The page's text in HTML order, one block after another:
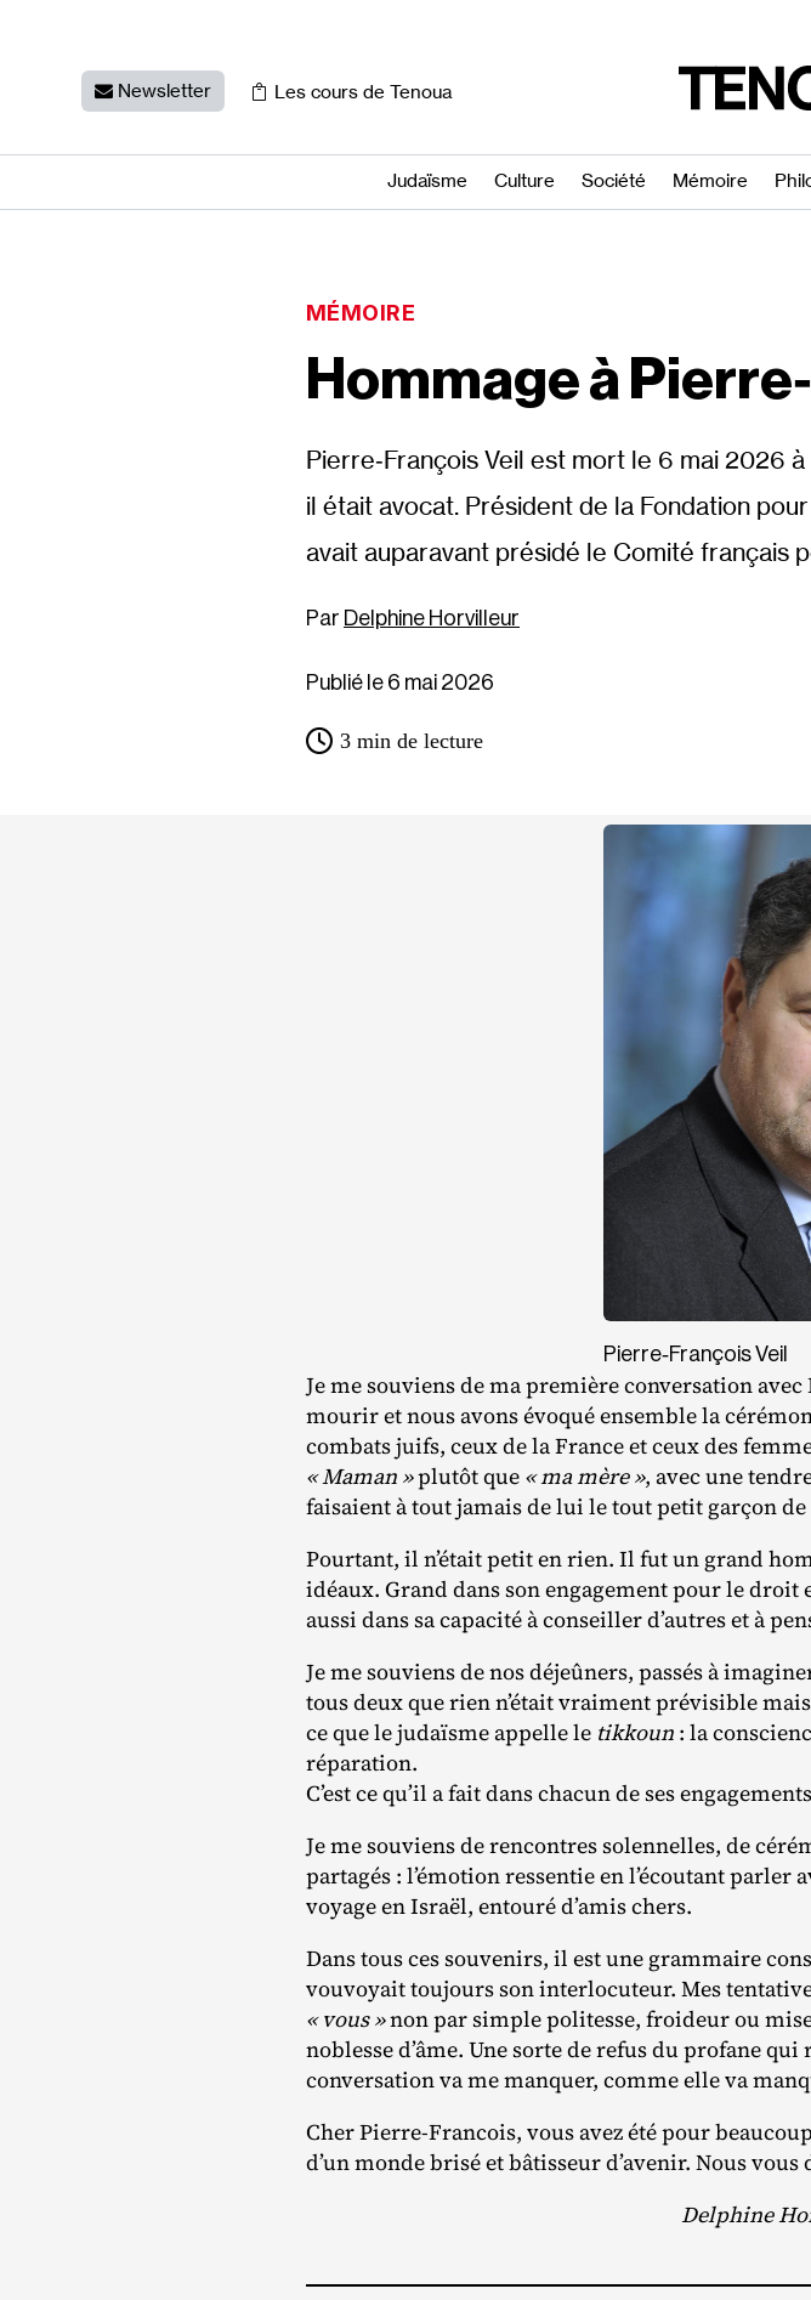
Newsletter Les cours de Tenoua
Judaïsme Culture Société Mémoire
MÉMOIRE
Hommage à
Pierre‐​François Veil est mort le 6 mai 2026
il était avocat. Président de la Fondation
avait auparavant présidé le Comité français
Delphine Horvilleur
Publié le 6 mai 2026
3 min de lecture
Pierre‐​François Veil
Je me souviens de ma première conversation
mourir et nous avons évoqué ensemble la
combats juifs, ceux de la France et ceux des
« Maman »plutôt que « ma mère », avec une
faisaient à tout jamais de lui le tout petit garçon de
Pourtant, il n’était petit en rien. Il fut un grand
idéaux. Grand dans son engagement pour le
aussi dans sa capacité à conseiller d’autres et à
Je me souviens de nos déjeûners, passés à
tous deux que rien n’était vraiment prévisible
ce que le judaïsme appelle le tikkoun : la
réparation.
C’est ce qu’il a fait dans chacun de ses
Je me souviens de rencontres solennelles, de
partagés : l’émotion ressentie en l’écoutant parler
voyage en Israël, entouré d’amis chers.
Dans tous ces souvenirs, il est une grammaire
vouvoyait toujours son interlocuteur. Mes
« vous »non par simple politesse, froideur ou
noblesse d’âme. Une sorte de refus du profane
conversation va me manquer, comme elle va
Cher Pierre‐​Francois, vous avez été pour
d’un monde brisé et bâtisseur d’avenir. Nous vous
Delphine